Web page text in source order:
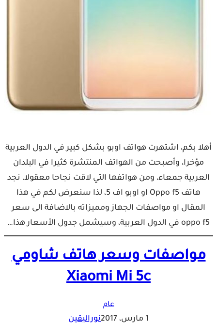
أهلا بكم، اشتهرت هواتف اوبو بشكل كبير في الدول العربية
مؤخرا، وأصبحت من الهواتف المنتشرة كثيرا في البلدان
العربية جمعاء، ومن هواتفها التي لاقت نجاحا معقولا، نجد
هاتف Oppo f5 او اوبو اف 5، لذا سنعرض لكم في هذا
المقال او مواصفات الجهاز ومميزاته بالاضافة الى سعر
oppo f5 في الدول العربية، وسيشمل جدول الأسعار هذا…
مواصفات وسعر هاتف شاومي
Xiaomi Mi 5c
عام
1 مارس، 2017 نوراليقين